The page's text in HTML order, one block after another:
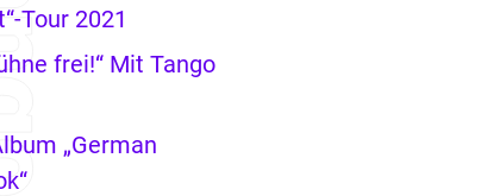
Tour 2021
frei!“ Mit Tango
„German